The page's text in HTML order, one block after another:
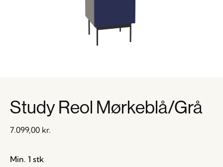
Study Reol Mørkeblå/Grå
7.099,00 kr.
Min. 1 stk